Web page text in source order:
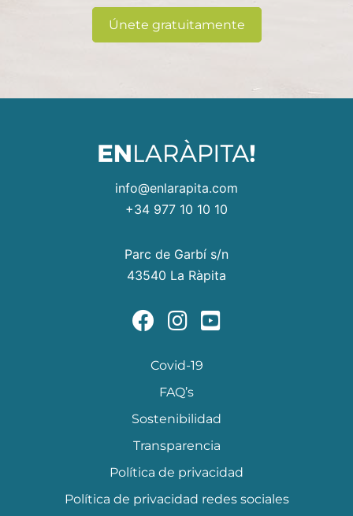
Únete gratuitamente
info@enlarapita.com
+34 977 10 10 10
Parc de Garbí s/n
43540 La Ràpita
Covid-19
FAQ’s
Sostenibilidad
Transparencia
Política de privacidad
Política de privacidad redes sociales